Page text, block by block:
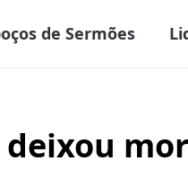
de Sermões